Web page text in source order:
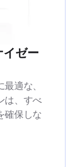
ゼー
適な、
は、すべ
確保しな